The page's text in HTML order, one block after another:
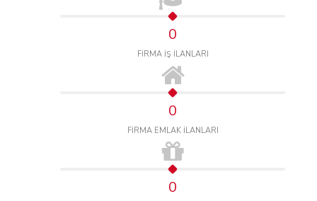
0
FİRMA İŞ İLANLARI
0
FİRMA EMLAK İLANLARI
0